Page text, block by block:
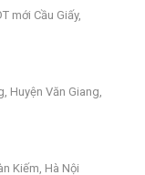
mới Cầu Giấy,
Huyện Văn Giang,
Kiếm, Hà Nội